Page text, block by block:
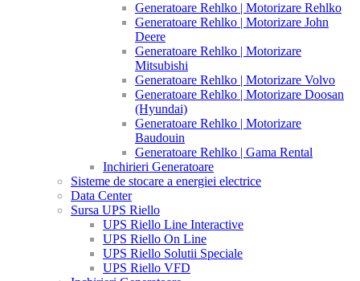
Generatoare Rehlko | Motorizare Rehlko
Generatoare Rehlko | Motorizare John
Deere
Generatoare Rehlko | Motorizare
Mitsubishi
Generatoare Rehlko | Motorizare Volvo
Generatoare Rehlko | Motorizare Doosan
(Hyundai)
Generatoare Rehlko | Motorizare
Baudouin
Generatoare Rehlko | Gama Rental
Inchirieri Generatoare
Sisteme de stocare a energiei electrice
Data Center
Sursa UPS Riello
UPS Riello Line Interactive
UPS Riello On Line
UPS Riello Solutii Speciale
UPS Riello VFD